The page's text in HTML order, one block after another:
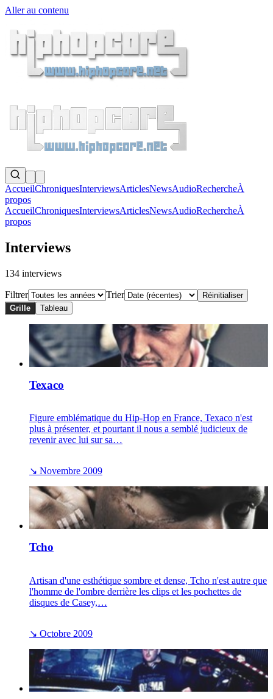
Aller au contenu
AccueilChroniquesInterviewsArticlesNewsAudioRechercheÀ
propos
AccueilChroniquesInterviewsArticlesNewsAudioRechercheÀ
propos
Interviews
134 interviews
Filtrer Trier
Réinitialiser
Grille
Tableau
Texaco
Figure emblématique du Hip-Hop en France, Texaco n'est
plus à présenter, et pourtant il nous a semblé judicieux de
revenir avec lui sur sa…
↘ Novembre 2009
Tcho
Artisan d'une esthétique sombre et dense, Tcho n'est autre que
l'homme de l'ombre derrière les clips et les pochettes de
disques de Casey,…
↘ Octobre 2009